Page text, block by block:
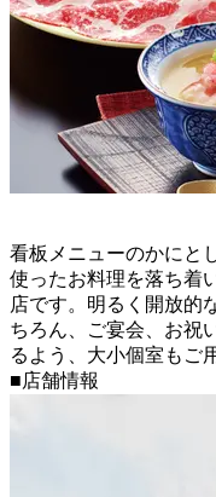
看板メニューのかにと
使ったお料理を落ち着
店です。明るく開放的
ちろん、ご宴会、お祝
るよう、大小個室もご
■店舗情報